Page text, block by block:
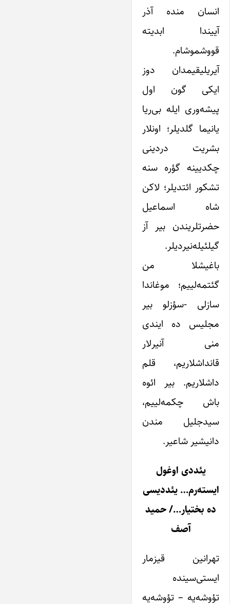
انسان منده آذر
آییندا ابدیته
قووشموشام.
آیریلیقیمدان دوز
ایکی گون اول
پیشه‌وری ایله بی‌ریا
یانیما گلدیلر؛ اونلار
بشریت دردینی
چکدیینه گؤره سنه
تشکور ائتدیلر؛ لاکن
شاه اسماعیل
حضرتلریندن بیر آز
گیلئیله‌نیردیلر.
باغیشلا من
گئتمه‌لییم؛ موغاندا
سازلی -سؤزلو بیر
مجلیس ده ایندی
منی آنیرلار
قانداشلاریم، قلم
داشلاریم. بیر ائوه
باش چکمه‌لییم،
سیدجلیل مندن
دانیشیر شاعیر.
یئددی اوغول
ایسته‌رم… یئددیسی
ده بختیار…/ حمید
آصف
تهرانین قیزمار
ایستی‌سینده
تؤوشه‌یه – تؤوشه‌یه